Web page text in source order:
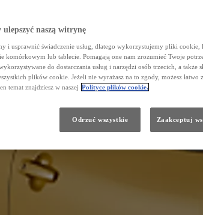
Ci dopasować samochód do Twojego stylu życia. Poznaj pełen
naszą witrynę
i usprawnić świadczenie usług, dlatego wykorzystujemy pliki cookie,
komórkowym lub tablecie. Pomagają one nam zrozumieć Twoje
do dostarczania usług i narzędzi osób trzecich, a także
plików cookie. Jeżeli nie wyrażasz na to zgody, możesz łatwo
temat znajdziesz w naszej Polityce plików cookie.
Odrzuć wszystkie Zaakceptuj